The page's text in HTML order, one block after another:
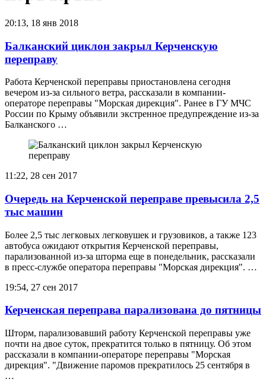
20:13, 18 янв 2018
Балканский циклон закрыл Керченскую
переправу
Работа Керченской переправы приостановлена сегодня
вечером из-за сильного ветра, рассказали в компании-
операторе переправы "Морская дирекция". Ранее в ГУ МЧС
России по Крыму объявили экстренное предупреждение из-за
Балканского …
11:22, 28 сен 2017
Очередь на Керченской переправе превысила 2,5
тыс машин
Более 2,5 тыс легковых легковушек и грузовиков, а также 123
автобуса ожидают открытия Керченской переправы,
парализованной из-за шторма еще в понедельник, рассказали
в пресс-службе оператора переправы "Морская дирекция". …
19:54, 27 сен 2017
Керченская переправа парализована до пятницы
Шторм, парализовавший работу Керченской переправы уже
почти на двое суток, прекратится только в пятницу. Об этом
рассказали в компании-операторе переправы "Морская
дирекция". "Движение паромов прекратилось 25 сентября в
…